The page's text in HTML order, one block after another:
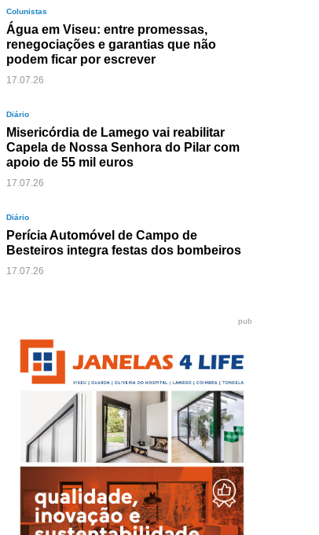
Colunistas
Água em Viseu: entre promessas,
renegociações e garantias que não
podem ficar por escrever
17.07.26
Diário
Misericórdia de Lamego vai reabilitar
Capela de Nossa Senhora do Pilar com
apoio de 55 mil euros
17.07.26
Diário
Perícia Automóvel de Campo de
Besteiros integra festas dos bombeiros
17.07.26
pub